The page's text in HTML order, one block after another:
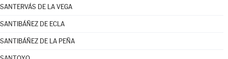
SANTERVÁS DE LA VEGA
SANTIBÁÑEZ DE ECLA
SANTIBÁÑEZ DE LA PEÑA